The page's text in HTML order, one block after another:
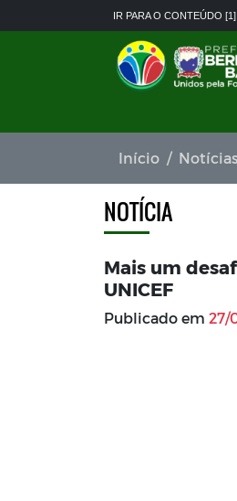
IR PARA O CONTEÚDO [1]
Início Notícias
NOTÍCIA
Mais um
UNICEF
Publicado em 27/